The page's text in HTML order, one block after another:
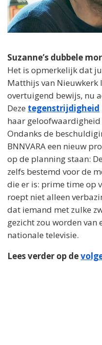
Suzanne’s dubbele
Het is opmerkelijk dat
Matthijs van Nieuwkerk
overtuigend bewijs, nu
Deze tegenstrijdigheid
haar
Ondanks de
BNNVARA een nieuw
op de planning staan:
zelfs bestemd voor de
die er is: prime time op
roept niet alleen
dat iemand met zulke
gezicht zou worden van
nationale televisie.
Lees verder op de